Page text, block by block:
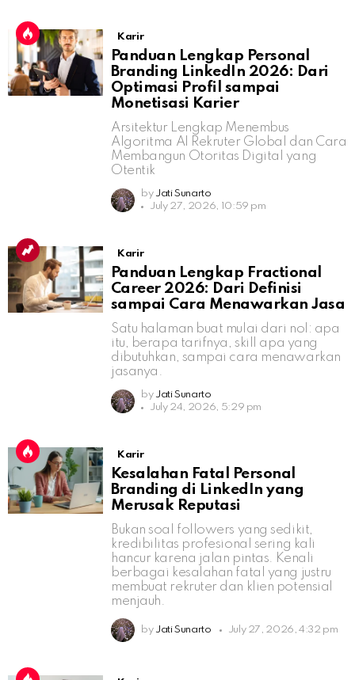
Karir
Panduan Lengkap Personal
Branding LinkedIn 2026: Dari
Optimasi Profil sampai
Monetisasi Karier
Arsitektur Lengkap Menembus
Algoritma AI Rekruter Global dan Cara
Membangun Otoritas Digital yang
Otentik
by Jati Sunarto
July 27, 2026, 10:59 pm
Karir
Panduan Lengkap Fractional
Career 2026: Dari Definisi
sampai Cara Menawarkan Jasa
Satu halaman buat mulai dari nol: apa
itu, berapa tarifnya, skill apa yang
dibutuhkan, sampai cara menawarkan
jasanya.
by Jati Sunarto
July 24, 2026, 5:29 pm
Karir
Kesalahan Fatal Personal
Branding di LinkedIn yang
Merusak Reputasi
Bukan soal followers yang sedikit,
kredibilitas profesional sering kali
hancur karena jalan pintas. Kenali
berbagai kesalahan fatal yang justru
membuat rekruter dan klien potensial
menjauh.
by Jati Sunarto July 27, 2026, 4:32 pm